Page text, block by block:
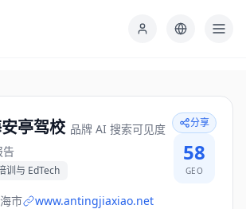
亭驾校 品牌 AI 搜索可见度
告
训与 EdTech
分享
58
GEO
市
www.antingjiaxiao.net